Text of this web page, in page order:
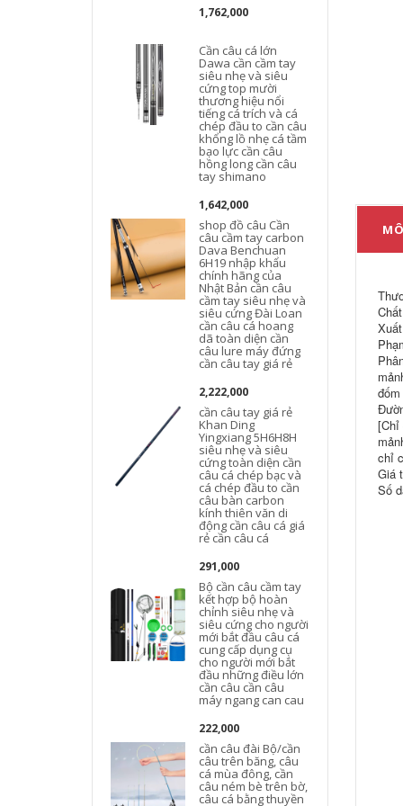
1,762,000
Cần câu cá lớn
Dawa cần cầm tay
siêu nhẹ và siêu
cứng top mười
thương hiệu nổi
tiếng cá trích và cá
chép đầu to cần câu
khổng lồ nhẹ cá tầm
bạo lực cần câu
hồng long cần câu
tay shimano
1,642,000
shop đồ câu Cần
câu cầm tay carbon
Dava Benchuan
6H19 nhập khẩu
chính hãng của
Nhật Bản cần câu
cầm tay siêu nhẹ và
siêu cứng Đài Loan
cần câu cá hoang
dã toàn diện cần
câu lure máy đứng
cần câu tay giá rẻ
2,222,000
cần câu tay giá rẻ
Khan Ding
Yingxiang 5H6H8H
siêu nhẹ và siêu
cứng toàn diện cần
câu cá chép bạc và
cá chép đầu to cần
câu bàn carbon
kính thiên văn di
động cần câu cá giá
rẻ cần câu cá
291,000
Bộ cần câu cầm tay
kết hợp bộ hoàn
chỉnh siêu nhẹ và
siêu cứng cho người
mới bắt đầu câu cá
cung cấp dụng cụ
cho người mới bắt
đầu những điều lớn
cần câu cần câu
máy ngang can cau
222,000
cần câu đài Bộ/cần
câu trên băng, câu
cá mùa đông, cần
câu ném bè trên bờ,
câu cá bằng thuyền
[Chỉ
chỉ
Giá
Số